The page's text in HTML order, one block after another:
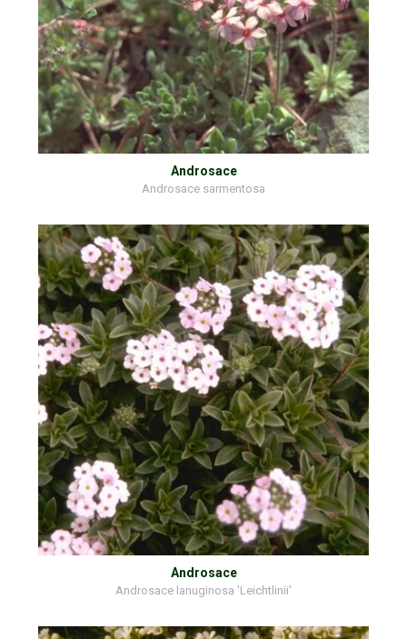
Androsace
Androsace sarmentosa
Androsace
Androsace lanuginosa 'Leichtlinii'